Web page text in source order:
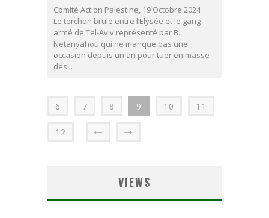
Comité Action Palestine, 19 Octobre 2024
Le torchon brule entre l’Elysée et le gang
armé de Tel-Aviv représenté par B.
Netanyahou qui ne manque pas une
occasion depuis un an pour tuer en masse
des...
6 7 8 9 10 11
12
VIEWS